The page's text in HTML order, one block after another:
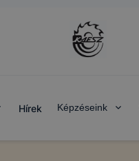
Hírek Képzéseink